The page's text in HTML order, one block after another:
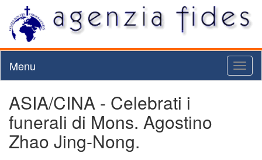
Menu
ASIA/CINA - Celebrati i
funerali di Mons. Agostino
Zhao Jing-Nong.